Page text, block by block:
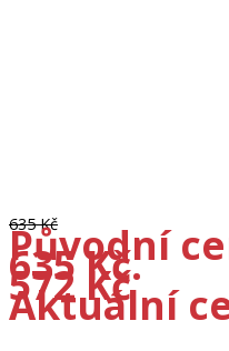
635Kč
Původní
635 Kč.
572Kč
Aktuální